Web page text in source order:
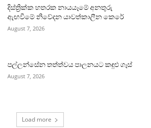
දිස්ත්‍රික්ක හතරක නායයෑමේ අනතුරු
ඇඟවීමේ නිවේදන යාවත්කාලීන කෙරේ
August 7, 2026
පල්ලන්සේන තත්ත්වය පාලනයට කඳුළු ගෑස්
August 7, 2026
Load more